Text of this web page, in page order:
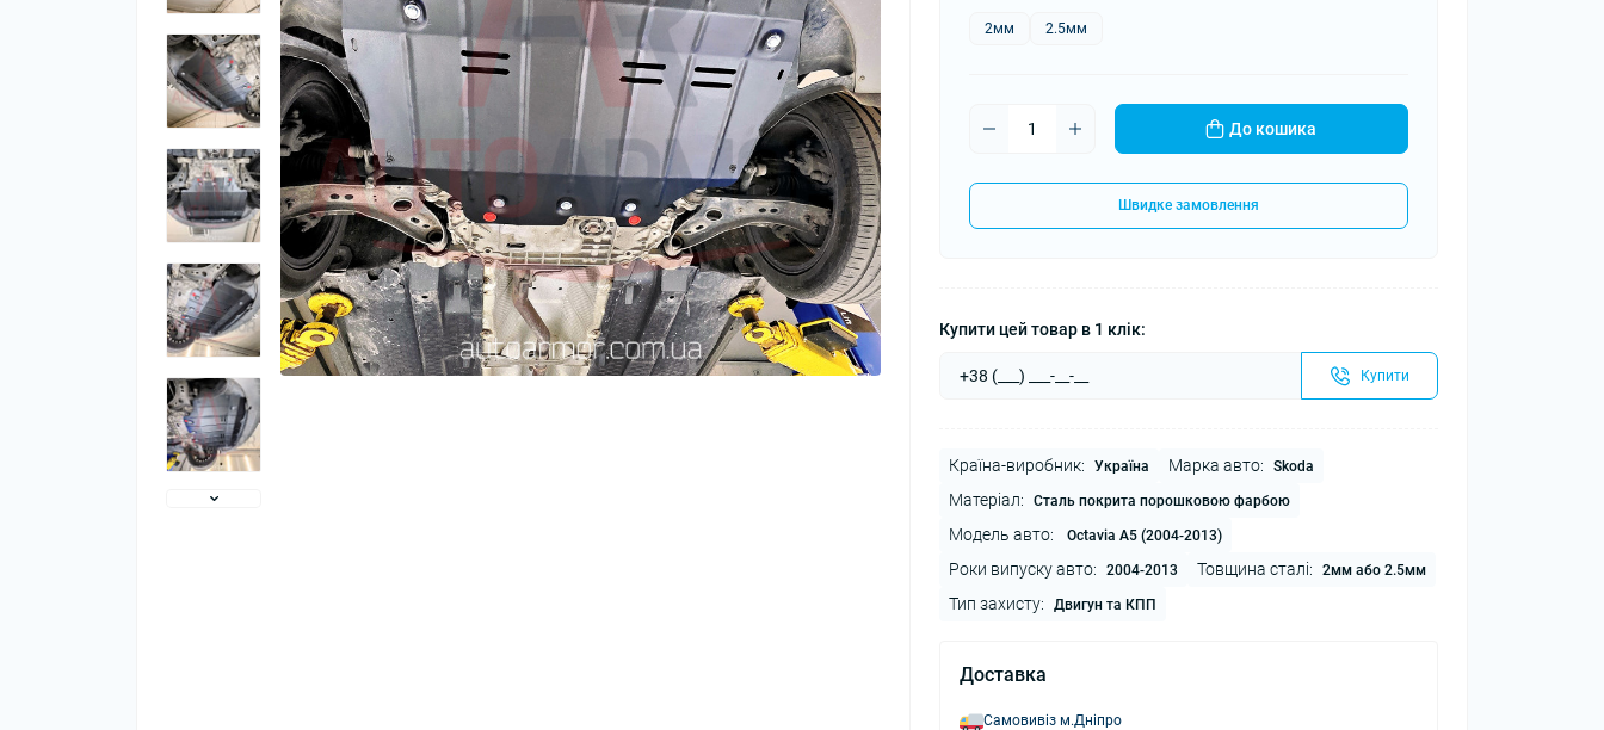
2мм 2.5мм
До кошика
Швидке замовлення
Купити цей товар в 1 клік:
Купити
Країна-виробник: Україна Марка авто: Skoda
Матеріал: Сталь покрита порошковою фарбою
Модель авто: Octavia A5 (2004-2013)
Роки випуску авто: 2004-2013 Товщина сталі: 2мм або 2.5мм
Тип захисту: Двигун та КПП
Доставка
Самовивіз м.Дніпро